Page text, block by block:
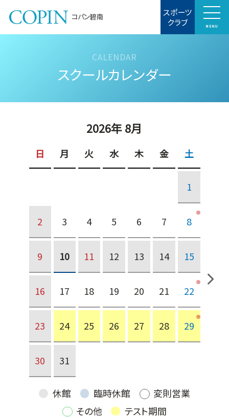
コパン碧南 スポーツ
クラブ MENU
スクールカレンダー
2026年 8月
日 月 火 水 木 金 土
1
2 3 4 5 6 7 8
9 10 11 12 13 14 15
16 17 18 19 20 21 22
23 24 25 26 27 28 29
30 31
休館 臨時休館
変則営業
その他
テスト期間